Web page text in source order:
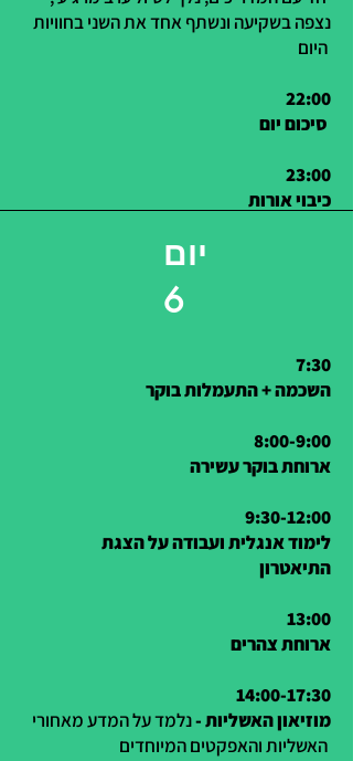
נצפה בשקיעה ונשתף אחד את השני בחוויות
22:00
23:00
כיבוי אורות
יום
6
7:30
השכמה + התעמלות בוקר
8:00-9:00
ארוחת בוקר עשירה
9:30-12:00
התיאטרון
13:00
ארוחת צהרים
14:00-17:30
מוזיאון האשליות -נלמד על המדע מאחורי
האשליות והאפקטים המיוחדים